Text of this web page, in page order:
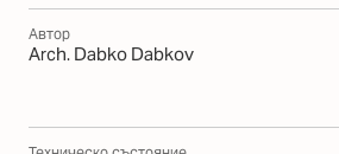
Автор
Arch. Dabko Dabkov